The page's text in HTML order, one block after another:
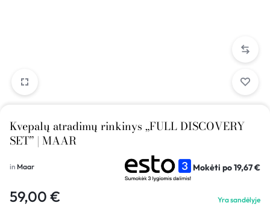
Kvepalų atradimų rinkinys „FULL DISCOVERY
SET” | MAAR
in Maar Mokėti po19,67€
59,00 € Yra sandėlyje